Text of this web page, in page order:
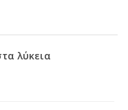
λύκεια